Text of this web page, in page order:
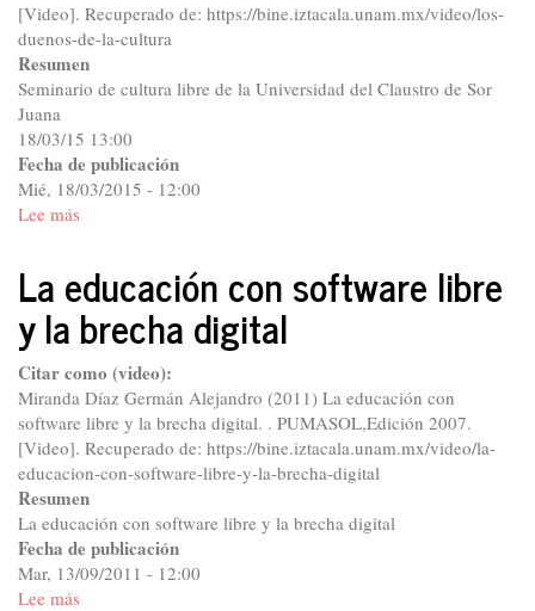
[Video]. Recuperado de: https://bine.iztacala.unam.mx/video/los-
duenos-de-la-cultura
Resumen
Seminario de cultura libre de la Universidad del Claustro de Sor
Juana
18/03/15 13:00
Fecha de publicación
Mié, 18/03/2015 - 12:00
Lee más
de
la
cultura
La educación con software libre
y la brecha digital
Citar como (video):
Miranda Díaz Germán Alejandro (2011) La educación con
software libre y la brecha digital. . PUMASOL,Edición 2007.
[Video]. Recuperado de: https://bine.iztacala.unam.mx/video/la-
educacion-con-software-libre-y-la-brecha-digital
Resumen
La educación con software libre y la brecha digital
Fecha de publicación
Mar, 13/09/2011 - 12:00
Lee más